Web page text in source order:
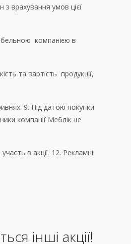
врахування умов цієї
компанією в
та вартість продукції,
9. Під датою покупки
компанії Меблік не
в акції. 12. Рекламні
інші акції!